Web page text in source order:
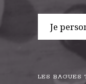
Je
LES BAGUES